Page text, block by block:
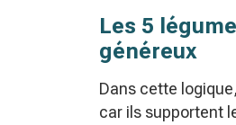
Les 5
généreux
Dans cette
car ils supportent